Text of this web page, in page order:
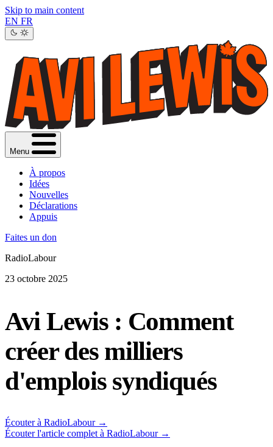
Skip to main content
EN FR
Menu
À propos
Idées
Nouvelles
Déclarations
Appuis
Faites un don
RadioLabour
23 octobre 2025
Avi Lewis : Comment
créer des milliers
d'emplois syndiqués
Écouter à RadioLabour →
Écouter l'article complet à RadioLabour →